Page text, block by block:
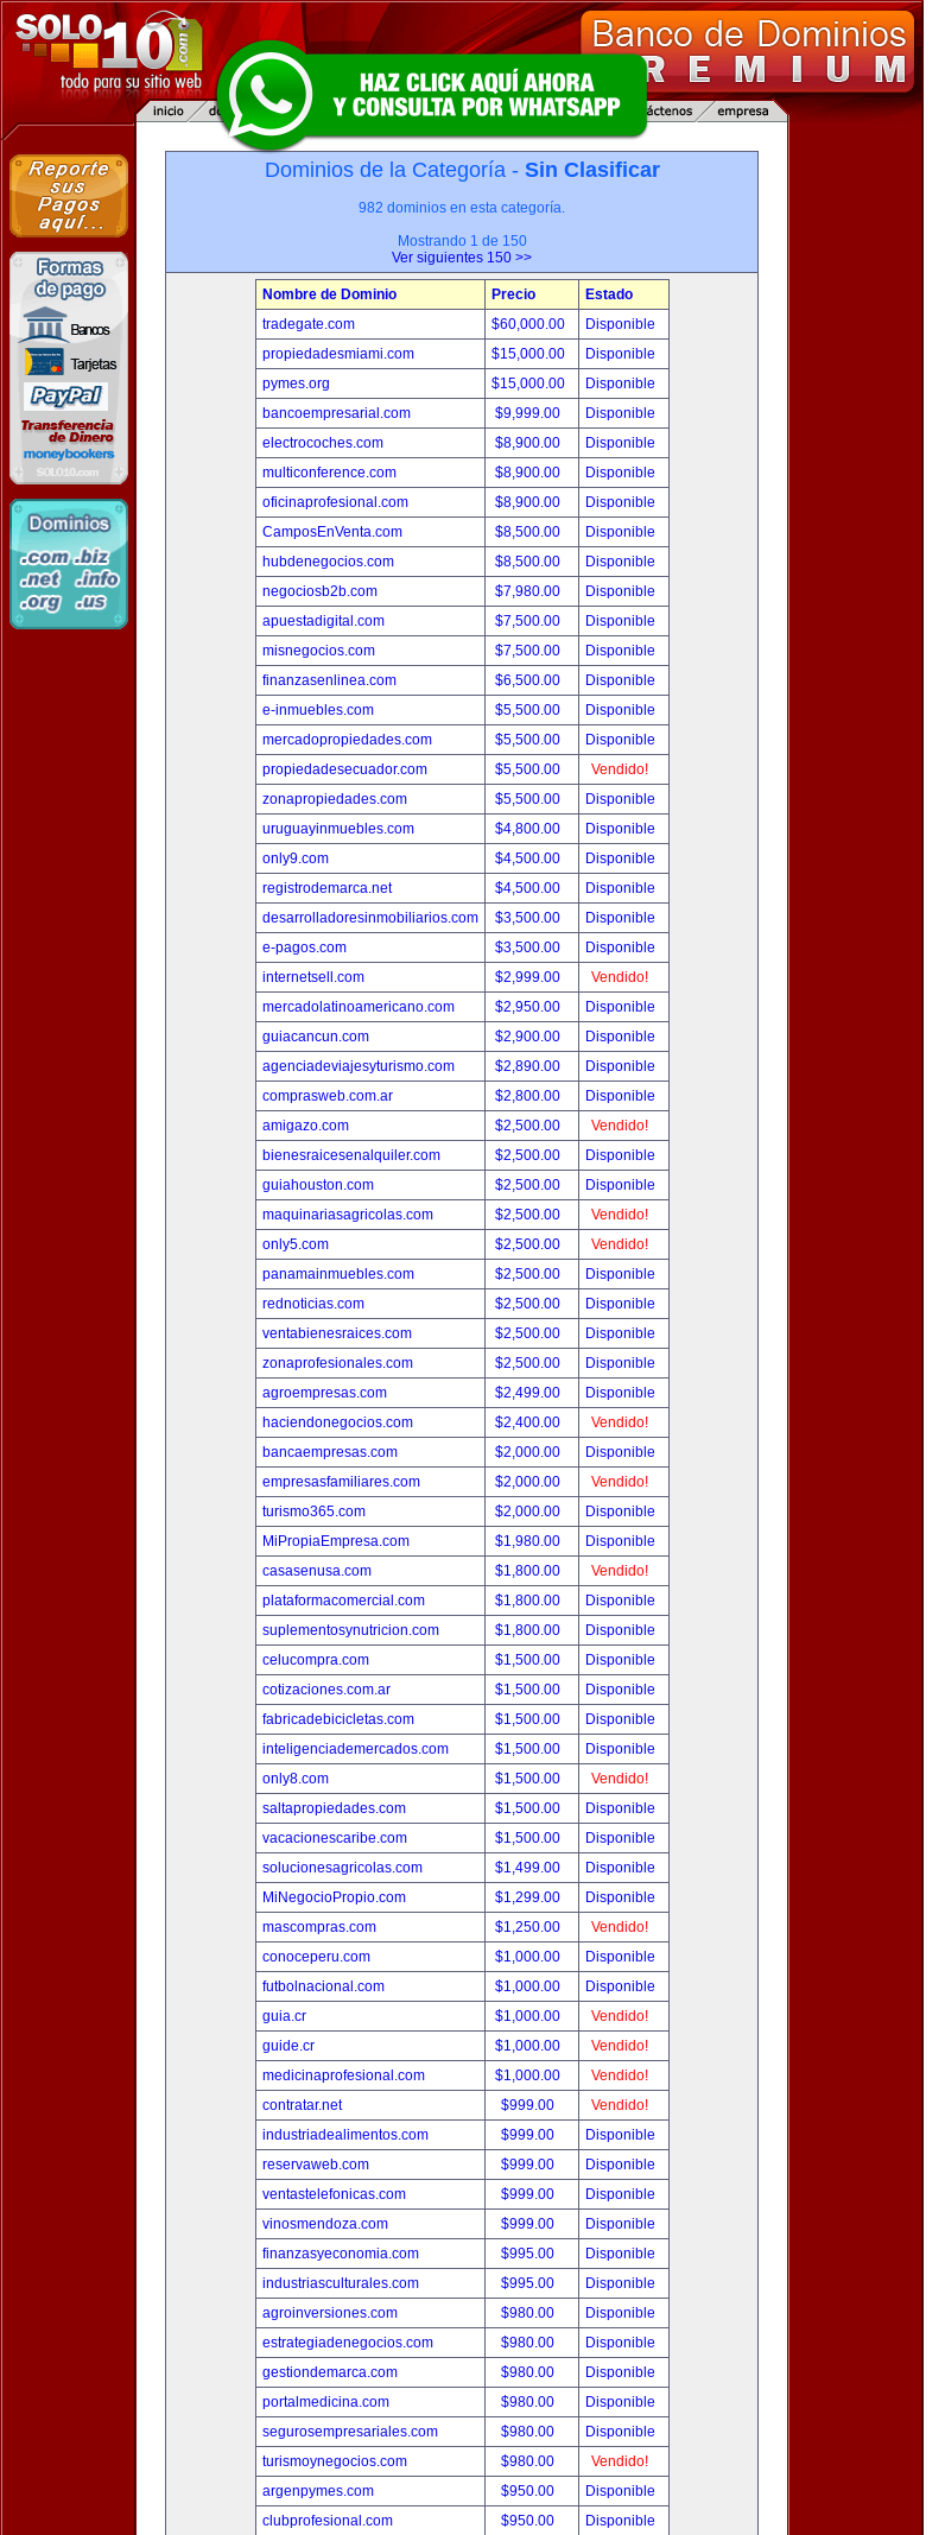
Dominios de la Categoría - Sin Clasificar
982 dominios en esta categoría.
Mostrando 1 de 150
Ver siguientes 150 >>
Nombre de Dominio Precio
Estado
tradegate.com
$60,000.00
Disponible
propiedadesmiami.com
$15,000.00
Disponible
pymes.org
$15,000.00
Disponible
bancoempresarial.com
$9,999.00
Disponible
electrocoches.com
$8,900.00
Disponible
multiconference.com
$8,900.00
Disponible
oficinaprofesional.com
$8,900.00
Disponible
CamposEnVenta.com
$8,500.00
Disponible
hubdenegocios.com
$8,500.00
Disponible
negociosb2b.com
$7,980.00
Disponible
apuestadigital.com
$7,500.00
Disponible
misnegocios.com
$7,500.00
Disponible
finanzasenlinea.com
$6,500.00
Disponible
e-inmuebles.com
$5,500.00
Disponible
mercadopropiedades.com
$5,500.00
Disponible
propiedadesecuador.com
$5,500.00
Vendido!
zonapropiedades.com
$5,500.00
Disponible
uruguayinmuebles.com
$4,800.00
Disponible
only9.com
$4,500.00
Disponible
registrodemarca.net
$4,500.00
Disponible
desarrolladoresinmobiliarios.com
$3,500.00
Disponible
e-pagos.com
$3,500.00
Disponible
internetsell.com
$2,999.00
Vendido!
mercadolatinoamericano.com
$2,950.00
Disponible
guiacancun.com
$2,900.00
Disponible
agenciadeviajesyturismo.com
$2,890.00
Disponible
comprasweb.com.ar
$2,800.00
Disponible
amigazo.com
$2,500.00
Vendido!
bienesraicesenalquiler.com
$2,500.00
Disponible
guiahouston.com
$2,500.00
Disponible
maquinariasagricolas.com
$2,500.00
Vendido!
only5.com
$2,500.00
Vendido!
panamainmuebles.com
$2,500.00
Disponible
rednoticias.com
$2,500.00
Disponible
ventabienesraices.com
$2,500.00
Disponible
zonaprofesionales.com
$2,500.00
Disponible
agroempresas.com
$2,499.00
Disponible
haciendonegocios.com
$2,400.00
Vendido!
bancaempresas.com
$2,000.00
Disponible
empresasfamiliares.com
$2,000.00
Vendido!
turismo365.com
$2,000.00
Disponible
MiPropiaEmpresa.com
$1,980.00
Disponible
casasenusa.com
$1,800.00
Vendido!
plataformacomercial.com
$1,800.00
Disponible
suplementosynutricion.com
$1,800.00
Disponible
celucompra.com
$1,500.00
Disponible
cotizaciones.com.ar
$1,500.00
Disponible
fabricadebicicletas.com
$1,500.00
Disponible
inteligenciademercados.com
$1,500.00
Disponible
only8.com
$1,500.00
Vendido!
saltapropiedades.com
$1,500.00
Disponible
vacacionescaribe.com
$1,500.00
Disponible
solucionesagricolas.com
$1,499.00
Disponible
MiNegocioPropio.com
$1,299.00
Disponible
mascompras.com
$1,250.00
Vendido!
conoceperu.com
$1,000.00
Disponible
futbolnacional.com
$1,000.00
Disponible
guia.cr
$1,000.00
Vendido!
guide.cr
$1,000.00
Vendido!
medicinaprofesional.com
$1,000.00
Vendido!
contratar.net
$999.00
Vendido!
industriadealimentos.com
$999.00
Disponible
reservaweb.com
$999.00
Disponible
ventastelefonicas.com
$999.00
Disponible
vinosmendoza.com
$999.00
Disponible
finanzasyeconomia.com
$995.00
Disponible
industriasculturales.com
$995.00
Disponible
agroinversiones.com
$980.00
Disponible
estrategiadenegocios.com
$980.00
Disponible
gestiondemarca.com
$980.00
Disponible
portalmedicina.com
$980.00
Disponible
segurosempresariales.com
$980.00
Disponible
turismoynegocios.com
$980.00
Vendido!
argenpymes.com
$950.00
Disponible
clubprofesional.com
$950.00
Disponible